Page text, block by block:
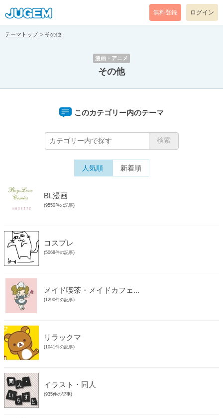
無料登録 ログイン
テーマトップ その他
漫画・アニメ
その他
このカテゴリー内のテーマ
人気順 新着順
BL漫画
(9550件の記事)
コスプレ
(5068件の記事)
メイド喫茶・メイドカフェ...
(1290件の記事)
リラックマ
(1041件の記事)
イラスト・同人
(935件の記事)